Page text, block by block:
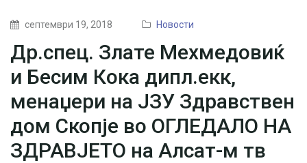
септември 19, 2018 Новости
Др.спец. Злате Мехмедовиќ
и Бесим Кока дипл.екк,
менаџери на ЈЗУ Здравствен
дом Скопје во ОГЛЕДАЛО НА
ЗДРАВЈЕТО на Алсат-м тв